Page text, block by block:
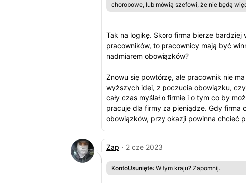
chorobowe, lub mówią szefowi, że nie będą
Tak na logikę. Skoro firma bierze bardziej
pracowników, to pracownicy mają być
nadmiarem obowiązków?
Znowu się powtórzę, ale pracownik nie
wyższych idei, z poczucia obowiązku,
cały czas myślał o firmie i o tym co by
pracuje dla firmy za pieniądze. Gdy firma
obowiązków, przy okazji powinna chcieć
Zap · 2 cze 2023
KontoUsunięte: W tym kraju? Zapomnij.